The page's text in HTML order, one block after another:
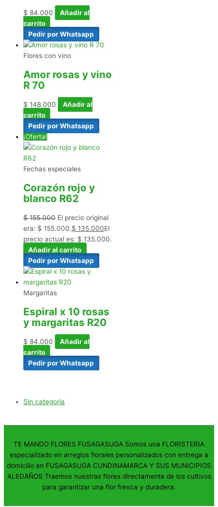
$ 84.000
Añadir al
carrito
Pedir por Whatsapp
Flores con vino
Amor rosas y vino
R 70
$ 148.000
Añadir al
carrito
Pedir por Whatsapp
¡Oferta!
Fechas especiales
Corazón rojo y
blanco R62
$155.000 El precio original
era: $ 155.000.$ 135.000El
precio actual es: $ 135.000.
Añadir al carrito
Pedir por Whatsapp
Margaritas
Espiral x 10 rosas
y margaritas R20
$ 84.000
Añadir al
carrito
Pedir por Whatsapp
Sin categoría
TE MANDO FLORES FUSAGASUGA Somos una FLORISTERIA
especializado en arreglos florales personalizados con entrega a
domicilio en FUSAGASUGA CUNDINAMARCA Y SUS MUNICIPIOS
ALEDAÑOS Traemos nuestras flores directamente de los cultivos
para garantizar una flor fresca y duradera.